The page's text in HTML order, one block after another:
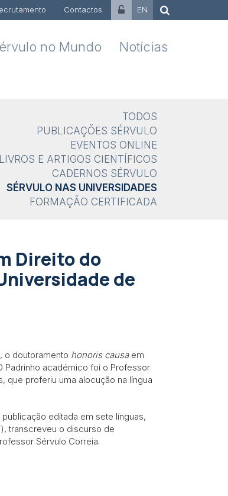
Contactos EN
no Mundo Notícias
TODOS
PUBLICAÇÕES SÉRVULO
EVENTOS ONLINE
LIVROS E ARTIGOS CIENTÍFICOS
CADERNOS SÉRVULO
SÉRVULO NAS UNIVERSIDADES
FORMAÇÃO CERTIFICADA
Direito do
de
o doutoramento honoris causaem
Padrinho académico foi o Professor
que proferiu uma alocução na língua
editada em sete línguas,
transcreveu o discurso de
Sérvulo Correia.